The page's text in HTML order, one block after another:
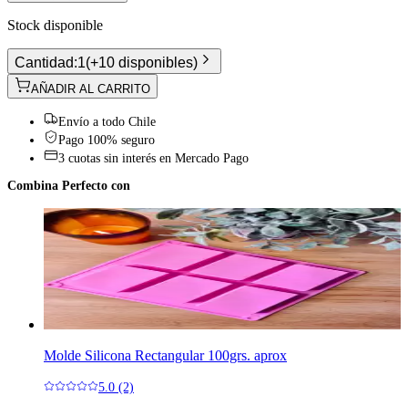
Stock disponible
Cantidad:1(+10 disponibles)
AÑADIR AL CARRITO
Envío a todo Chile
Pago 100% seguro
3 cuotas sin interés en Mercado Pago
Combina Perfecto con
Molde Silicona Rectangular 100grs. aprox
5.0 (2)